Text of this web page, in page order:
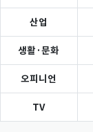
산업
생활·문화
오피니언
TV